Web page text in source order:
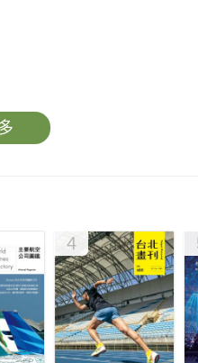
，快速鍵是什麼？
，亟需充沛體力，
4